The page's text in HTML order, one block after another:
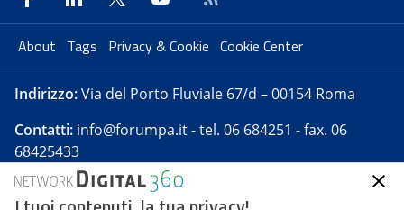
About Tags Privacy & Cookie Cookie Center
Indirizzo:Via del Porto Fluviale 67/d – 00154 Roma
Contatti: info@forumpa.it- tel. 06 684251 - fax. 06
68425433
Forumpa.itè una pubblicazione telematica iscritta